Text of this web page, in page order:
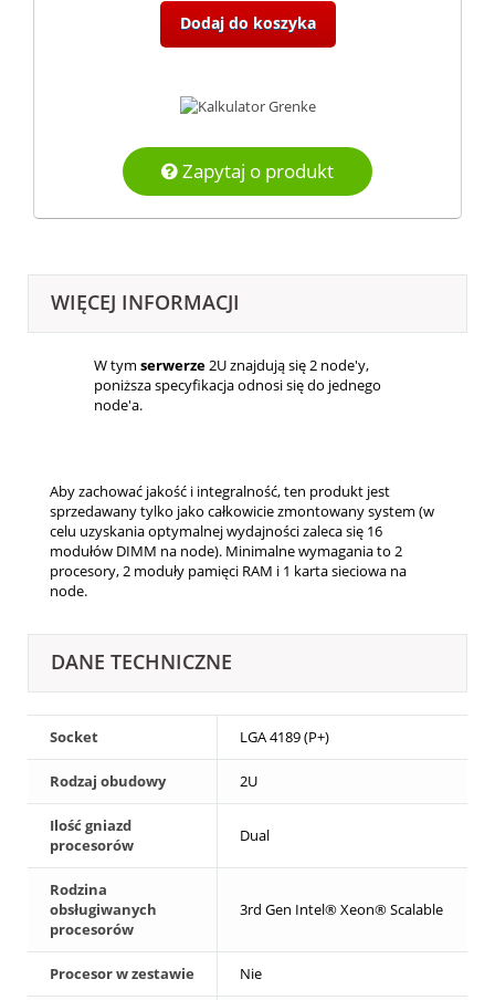
Dodaj do koszyka
Zapytaj o produkt
WIĘCEJ INFORMACJI
W tym serwerze 2U znajdują się 2 node'y,
poniższa specyfikacja odnosi się do jednego
node'a.
Aby zachować jakość i integralność, ten produkt jest
sprzedawany tylko jako całkowicie zmontowany system (w
celu uzyskania optymalnej wydajności zaleca się 16
modułów DIMM na node). Minimalne wymagania to 2
procesory, 2 moduły pamięci RAM i 1 karta sieciowa na
node.
DANE TECHNICZNE
Socket LGA 4189 (P+)
Rodzaj obudowy 2U
Ilość gniazd
procesorów
Dual
Rodzina
obsługiwanych
procesorów
3rd Gen Intel® Xeon® Scalable
Procesor w zestawie Nie